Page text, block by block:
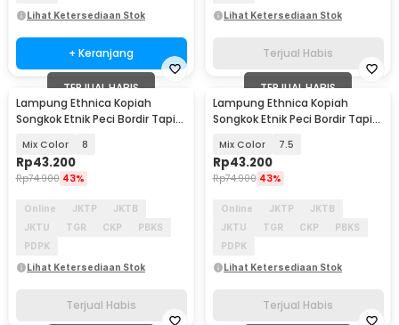
Lihat Ketersediaan Stok
+ Keranjang
Lihat Ketersediaan Stok
Terjual Habis
TERJUAL HABIS
Lampung Ethnica Kopiah
Songkok Etnik Peci Bordir Tapis
Mix Color 8
Rp43.200
Rp74.900 43%
Online JKTP
JKTB
JKTU
TGR CKP
PBKS
PDPK
Lihat Ketersediaan Stok
Terjual Habis
TERJUAL HABIS
Lampung Ethnica Kopiah
Songkok Etnik Peci Bordir Tapis
Mix Color 7.5
Rp43.200
Rp74.900 43%
Online JKTP
JKTB
JKTU
TGR CKP
PBKS
PDPK
Lihat Ketersediaan Stok
Terjual Habis